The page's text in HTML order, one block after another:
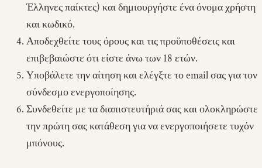
Έλληνες παίκτες) και δημιουργήστε ένα όνομα χρήστη
και κωδικό.
Αποδεχθείτε τους όρους και τις προϋποθέσεις και
επιβεβαιώστε ότι είστε άνω των 18 ετών.
Υποβάλετε την αίτηση και ελέγξτε το email σας για τον
σύνδεσμο ενεργοποίησης.
Συνδεθείτε με τα διαπιστευτήριά σας και ολοκληρώστε
την πρώτη σας κατάθεση για να ενεργοποιήσετε τυχόν
μπόνους.